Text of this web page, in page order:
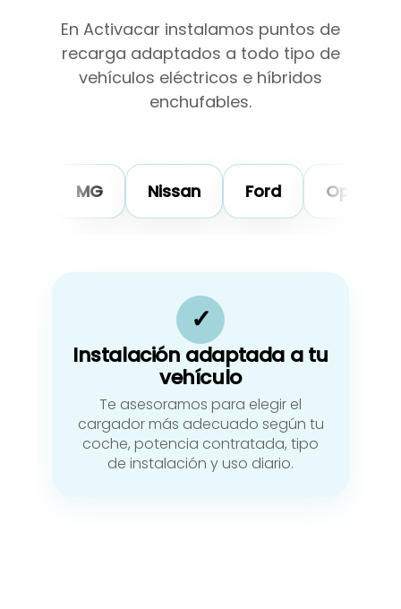
En Activacar instalamos puntos de
recarga adaptados a todo tipo de
vehículos eléctricos e híbridos
enchufables.
Nissan Ford Opel
✓
Instalación adaptada a tu
vehículo
Te asesoramos para elegir el
cargador más adecuado según tu
coche, potencia contratada, tipo
de instalación y uso diario.